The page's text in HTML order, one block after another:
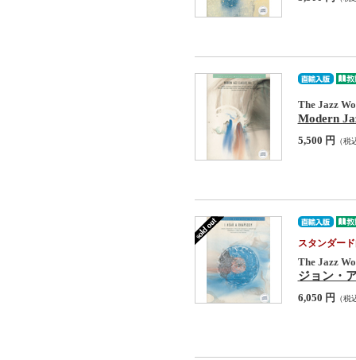
The Jazz
Modern
5,500 円 （税
スタンダー
The Jazz
ジョン・
6,050 円 （税